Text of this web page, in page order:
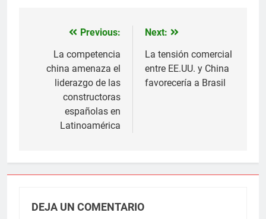
Navegación
entradas
Previous:
La competencia
china amenaza el
liderazgo de las
constructoras
españolas en
Latinoamérica
Next:
La tensión comercial
entre EE.UU. y China
favorecería a Brasil
DEJA UN COMENTARIO